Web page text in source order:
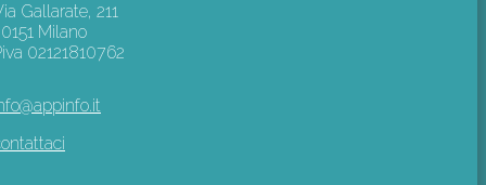
Gallarate, 211
Milano
02121810762